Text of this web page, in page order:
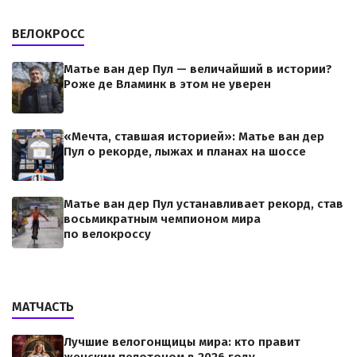
ВЕЛОКРОСС
Матье ван дер Пул — величайший в истории?
Роже де Вламинк в этом не уверен
«Мечта, ставшая историей»: Матье ван дер
Пул о рекорде, лыжах и планах на шоссе
Матье ван дер Пул устанавливает рекорд, став
восьмикратным чемпионом мира
по велокроссу
МАТЧАСТЬ
Лучшие велогонщицы мира: кто правит